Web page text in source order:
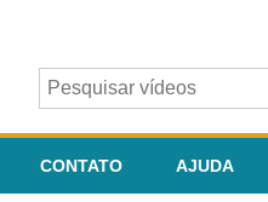
CONTATO AJUDA